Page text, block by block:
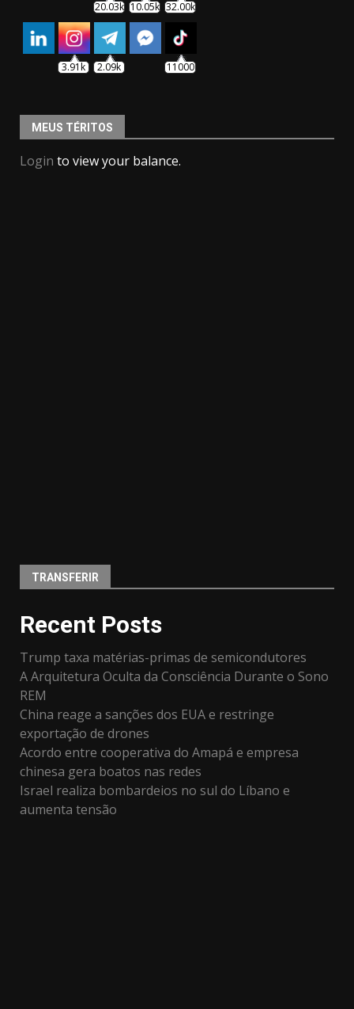
20.03k 10.05k 32.00k
3.91k 2.09k 11000
MEUS TÉRITOS
Login to view your balance.
TRANSFERIR
Recent Posts
Trump taxa matérias-primas de semicondutores
A Arquitetura Oculta da Consciência Durante o Sono
REM
China reage a sanções dos EUA e restringe
exportação de drones
Acordo entre cooperativa do Amapá e empresa
chinesa gera boatos nas redes
Israel realiza bombardeios no sul do Líbano e
aumenta tensão